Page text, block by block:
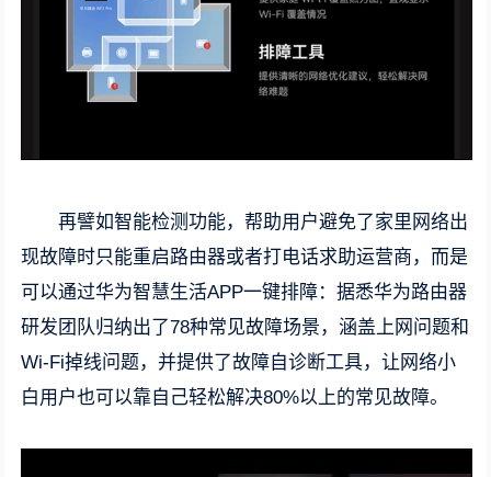
再譬如智能检测功能，帮助用户避免了家里网络出
现故障时只能重启路由器或者打电话求助运营商，而是
可以通过华为智慧生活APP一键排障：据悉华为路由器
研发团队归纳出了78种常见故障场景，涵盖上网问题和
Wi-Fi掉线问题，并提供了故障自诊断工具，让网络小
白用户也可以靠自己轻松解决80%以上的常见故障。